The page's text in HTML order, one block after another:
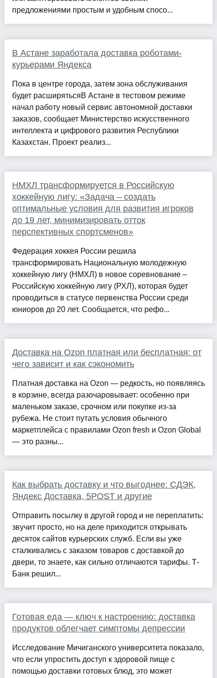
предложениями простым и удобным спосо...
В Астане заработала доставка роботами-
курьерами Яндекса
Пока в центре города, затем зона обслуживания
будет расширятьсяВ Астане в тестовом режиме
начал работу новый сервис автономной доставки
заказов, сообщает Министерство искусственного
интеллекта и цифрового развития Республики
Казахстан. Проект реализ...
НМХЛ трансформируется в Российскую
хоккейную лигу: «Задача – создать
оптимальные условия для развития игроков
до 19 лет, минимизировать отток
перспективных спортсменов»
Федерация хоккея России решила
трансформировать Национальную молодежную
хоккейную лигу (НМХЛ) в новое соревнование –
Российскую хоккейную лигу (РХЛ), которая будет
проводиться в статусе первенства России среди
юниоров до 20 лет. Сообщается, что рефо...
Доставка на Ozon платная или бесплатная: от
чего зависит и как сэкономить
Платная доставка на Ozon — редкость, но появляясь
в корзине, всегда разочаровывает: особенно при
маленьком заказе, срочном или покупке из-за
рубежа. Не стоит путать условия обычного
маркетплейса с правилами Ozon fresh и Ozon Global
— это разны...
Как выбрать доставку и что выгоднее: СДЭК,
Яндекс Доставка, 5POST и другие
Отправить посылку в другой город и не переплатить:
звучит просто, но на деле приходится открывать
десяток сайтов курьерских служб. Если вы уже
сталкивались с заказом товаров с доставкой до
двери, то знаете, как сильно отличаются тарифы. Т-
Банк решил...
Готовая еда — ключ к настроению: доставка
продуктов облегчает симптомы депрессии
Исследование Мичиганского университета показало,
что если упростить доступ к здоровой пище с
помощью доставки готовых блюд, это может